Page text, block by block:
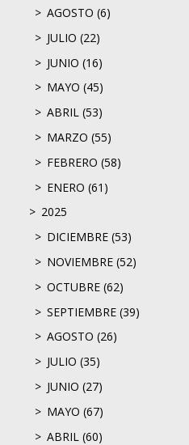
AGOSTO (6)
JULIO (22)
JUNIO (16)
MAYO (45)
ABRIL (53)
MARZO (55)
FEBRERO (58)
ENERO (61)
2025
DICIEMBRE (53)
NOVIEMBRE (52)
OCTUBRE (62)
SEPTIEMBRE (39)
AGOSTO (26)
JULIO (35)
JUNIO (27)
MAYO (67)
ABRIL (60)